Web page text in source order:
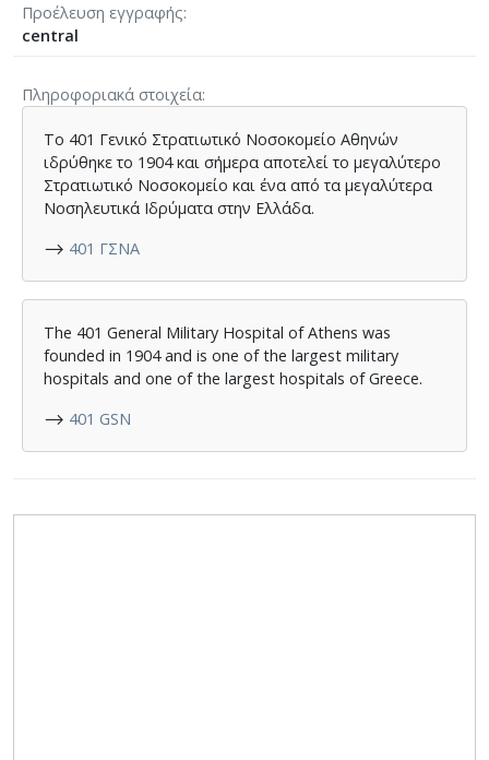
Προέλευση εγγραφής
central
Πληροφοριακά στοιχεία
Το 401 Γενικό Στρατιωτικό Νοσοκομείο Αθηνών
ιδρύθηκε το 1904 και σήμερα αποτελεί το μεγαλύτερο
Στρατιωτικό Νοσοκομείο και ένα από τα μεγαλύτερα
Νοσηλευτικά Ιδρύματα στην Ελλάδα.
⟶ 401 ΓΣΝΑ
The 401 General Military Hospital of Athens was
founded in 1904 and is one of the largest military
hospitals and one of the largest hospitals of Greece.
⟶ 401 GSN